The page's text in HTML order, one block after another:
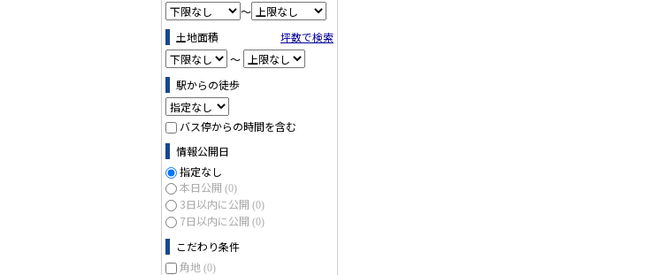
～
土地面積
坪数で検索
～
駅からの徒歩
バス停からの時間を含む
情報公開日
指定なし
本日公開 (0)
3日以内に公開 (0)
7日以内に公開 (0)
こだわり条件
角地 (0)